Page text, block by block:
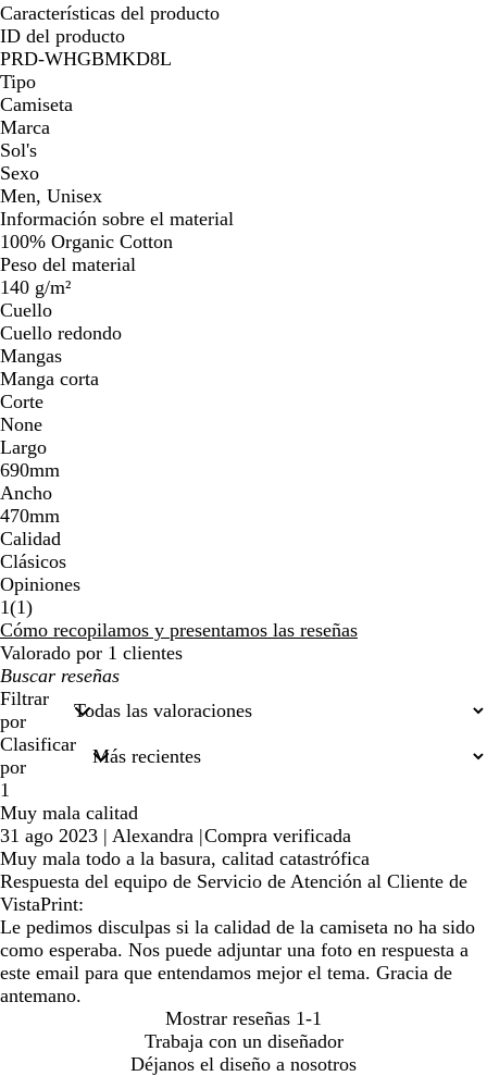
Características del producto
ID del producto
PRD-WHGBMKD8L
Tipo
Camiseta
Marca
Sol's
Sexo
Men, Unisex
Información sobre el material
100% Organic Cotton
Peso del material
140 g/m²
Cuello
Cuello redondo
Mangas
Manga corta
Corte
None
Largo
690mm
Ancho
470mm
Calidad
Clásicos
Opiniones
1(11
reseñas
)
Cómo recopilamos y presentamos las reseñas
Valorado por 1 clientes
Mis
búsquedas
Filtrar
por
Clasificar
por
1
Muy mala calitad
31 ago 2023 | Alexandra |Compra verificada
Muy mala todo a la basura, calitad catastrófica
Respuesta del equipo de Servicio de Atención al Cliente de
VistaPrint:
Le pedimos disculpas si la calidad de la camiseta no ha sido
como esperaba. Nos puede adjuntar una foto en respuesta a
este email para que entendamos mejor el tema. Gracia de
antemano.
Mostrar reseñas 1-1
Trabaja con un diseñador
Déjanos el diseño a nosotros